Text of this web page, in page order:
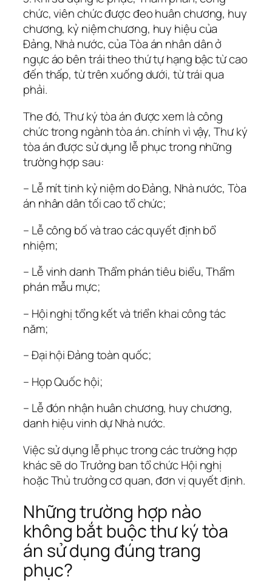
chức, viên chức được đeo huân chương, huy
chương, kỷ niệm chương, huy hiệu của
Đảng, Nhà nước, của Tòa án nhân dân ở
ngực áo bên trái theo thứ tự hạng bậc từ cao
đến thấp, từ trên xuống dưới, từ trái qua
phải.
The đó, Thư ký tòa án được xem là công
chức trong ngành tòa án. chính vì vậy, Thư ký
tòa án được sử dụng lễ phục trong những
trường hợp sau:
– Lễ mít tinh kỷ niệm do Đảng, Nhà nước, Tòa
án nhân dân tối cao tổ chức;
– Lễ công bố và trao các quyết định bổ
nhiệm;
– Lễ vinh danh Thẩm phán tiêu biểu, Thẩm
phán mẫu mực;
– Hội nghị tổng kết và triển khai công tác
năm;
– Đại hội Đảng toàn quốc;
– Họp Quốc hội;
– Lễ đón nhận huân chương, huy chương,
danh hiệu vinh dự Nhà nước.
Việc sử dụng lễ phục trong các trường hợp
khác sẽ do Trưởng ban tổ chức Hội nghị
hoặc Thủ trưởng cơ quan, đơn vị quyết định.
Những trường hợp nào
không bắt buộc thư ký tòa
án sử dụng đúng trang
phục?